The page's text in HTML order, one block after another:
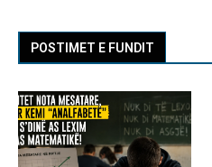
POSTIMET E FUNDIT